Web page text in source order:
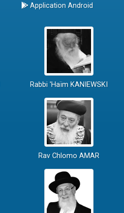
Application Android
Rabbi 'Haïm KANIEWSKI
Rav Chlomo AMAR